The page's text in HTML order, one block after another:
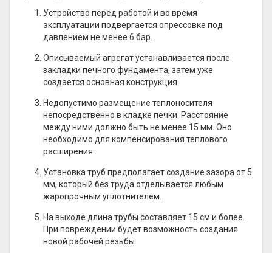
Устройство перед работой и во время
эксплуатации подвергается опрессовке под
давлением не менее 6 бар.
Описываемый агрегат устанавливается после
закладки печного фундамента, затем уже
создается основная конструкция.
Недопустимо размещение теплоносителя
непосредственно в кладке печки. Расстояние
между ними должно быть не менее 15 мм. Оно
необходимо для компенсирования теплового
расширения.
Установка труб предполагает создание зазора от 5
мм, который без труда отделывается любым
жаропрочным уплотнителем.
На выходе длина трубы составляет 15 см и более.
При повреждении будет возможность создания
новой рабочей резьбы.